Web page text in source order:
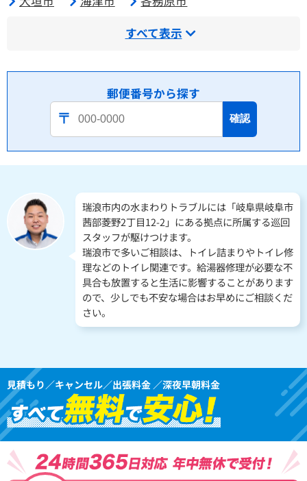
すべて表示
郵便番号から探す
確認
瑞浪市内の水まわりトラブルには「岐阜県岐阜市
茜部菱野2丁目12-2」にある拠点に所属する巡回
スタッフが駆けつけます。
瑞浪市で多いご相談は、トイレ詰まりやトイレ修
理などのトイレ関連です。給湯器修理が必要な不
具合も放置すると生活に影響することがあります
ので、少しでも不安な場合はお早めにご相談くだ
さい。
見積もり／キャンセル／出張料金 ／深夜早朝料金